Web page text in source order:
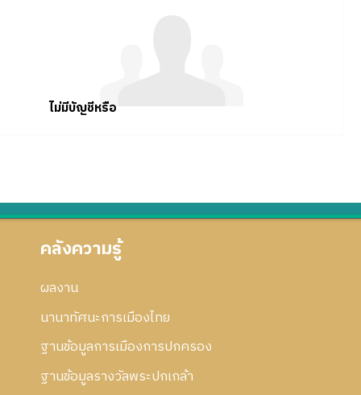
ไม่มีบัญชีหรือ
คลังความรู้
ผลงาน
นานาทัศนะการเมืองไทย
ฐานข้อมูลการเมืองการปกครอง
ฐานข้อมูลรางวัลพระปกเกล้า